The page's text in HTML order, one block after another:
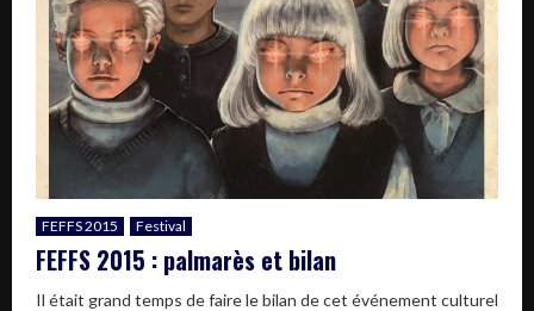
FEFFS 2015 Festival
FEFFS 2015 : palmarès et bilan
Il était grand temps de faire le bilan de cet événement culturel